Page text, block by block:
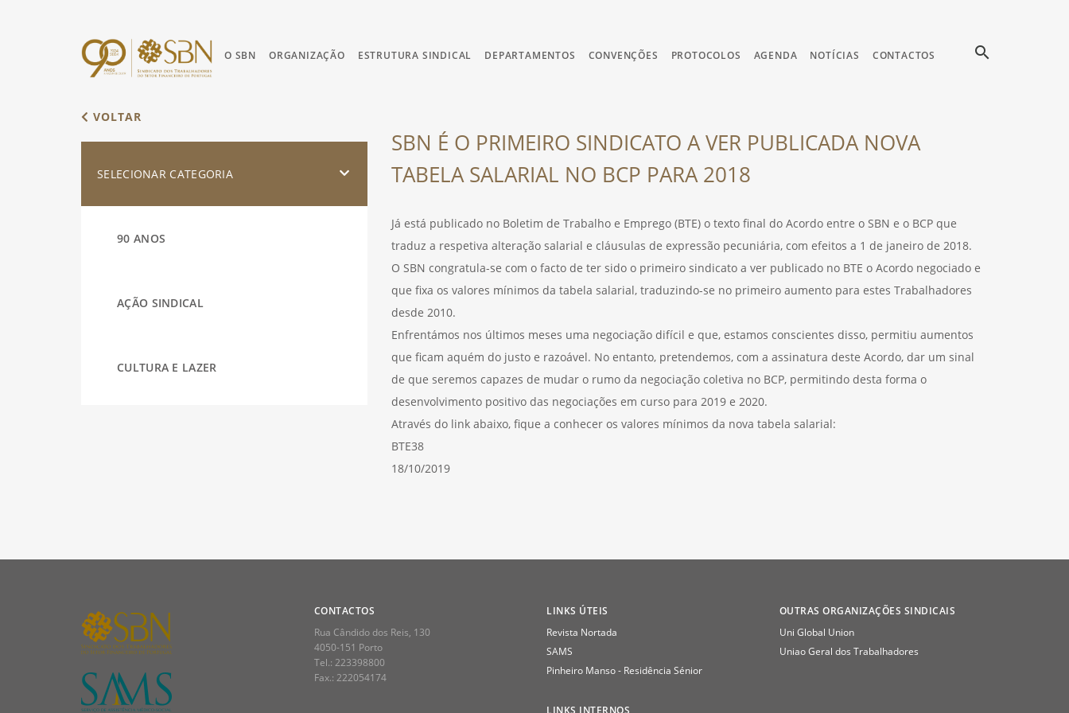
O SBN ORGANIZAÇÃO ESTRUTURA SINDICAL DEPARTAMENTOS CONVENÇÕES PROTOCOLOS AGENDA NOTÍCIAS CONTACTOS search
VOLTAR
SELECIONAR CATEGORIA
90 ANOS
AÇÃO SINDICAL
CULTURA E LAZER
SAÚDE
SBN É O PRIMEIRO SINDICATO A VER PUBLICADA NOVA
TABELA SALARIAL NO BCP PARA 2018
Já está publicado no Boletim de Trabalho e Emprego (BTE) o texto final do Acordo entre o SBN e o BCP que
traduz a respetiva alteração salarial e cláusulas de expressão pecuniária, com efeitos a 1 de janeiro de 2018.
O SBN congratula-se com o facto de ter sido o primeiro sindicato a ver publicado no BTE o Acordo negociado e
que fixa os valores mínimos da tabela salarial, traduzindo-se no primeiro aumento para estes Trabalhadores
desde 2010.
Enfrentámos nos últimos meses uma negociação difícil e que, estamos conscientes disso, permitiu aumentos
que ficam aquém do justo e razoável. No entanto, pretendemos, com a assinatura deste Acordo, dar um sinal
de que seremos capazes de mudar o rumo da negociação coletiva no BCP, permitindo desta forma o
desenvolvimento positivo das negociações em curso para 2019 e 2020.
Através do link abaixo, fique a conhecer os valores mínimos da nova tabela salarial:
BTE38
18/10/2019
CONTACTOS
Rua Cândido dos Reis, 130
4050-151 Porto
Tel.: 223398800
Fax.: 222054174
LINKS ÚTEIS
Revista Nortada
SAMS
Pinheiro Manso - Residência Sénior
LINKS INTERNOS
OUTRAS ORGANIZAÇÕES SINDICAIS
Uni Global Union
Uniao Geral dos Trabalhadores